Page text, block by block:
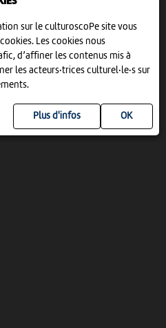
sur le culturoscoPe site vous
Les cookies nous
d’affiner les contenus mis à
les acteurs·trices culturel·le·s sur
Plus d'infos